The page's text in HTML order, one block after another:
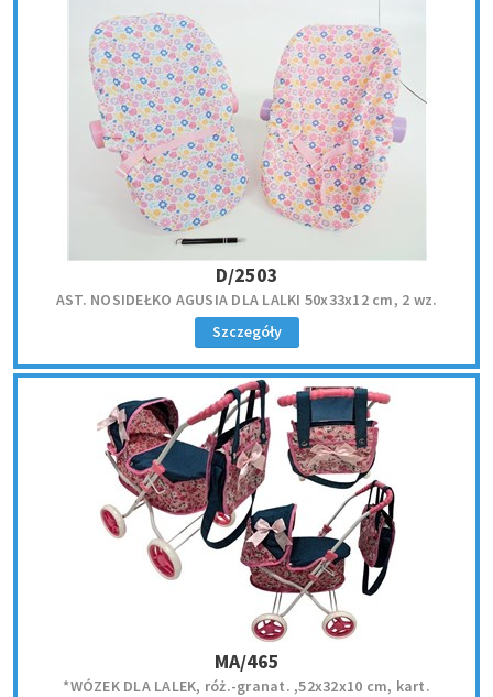
D/2503
AST. NOSIDEŁKO AGUSIA DLA LALKI 50x33x12 cm, 2 wz.
Szczegóły
MA/465
*WÓZEK DLA LALEK, róż.-granat. ,52x32x10 cm, kart.